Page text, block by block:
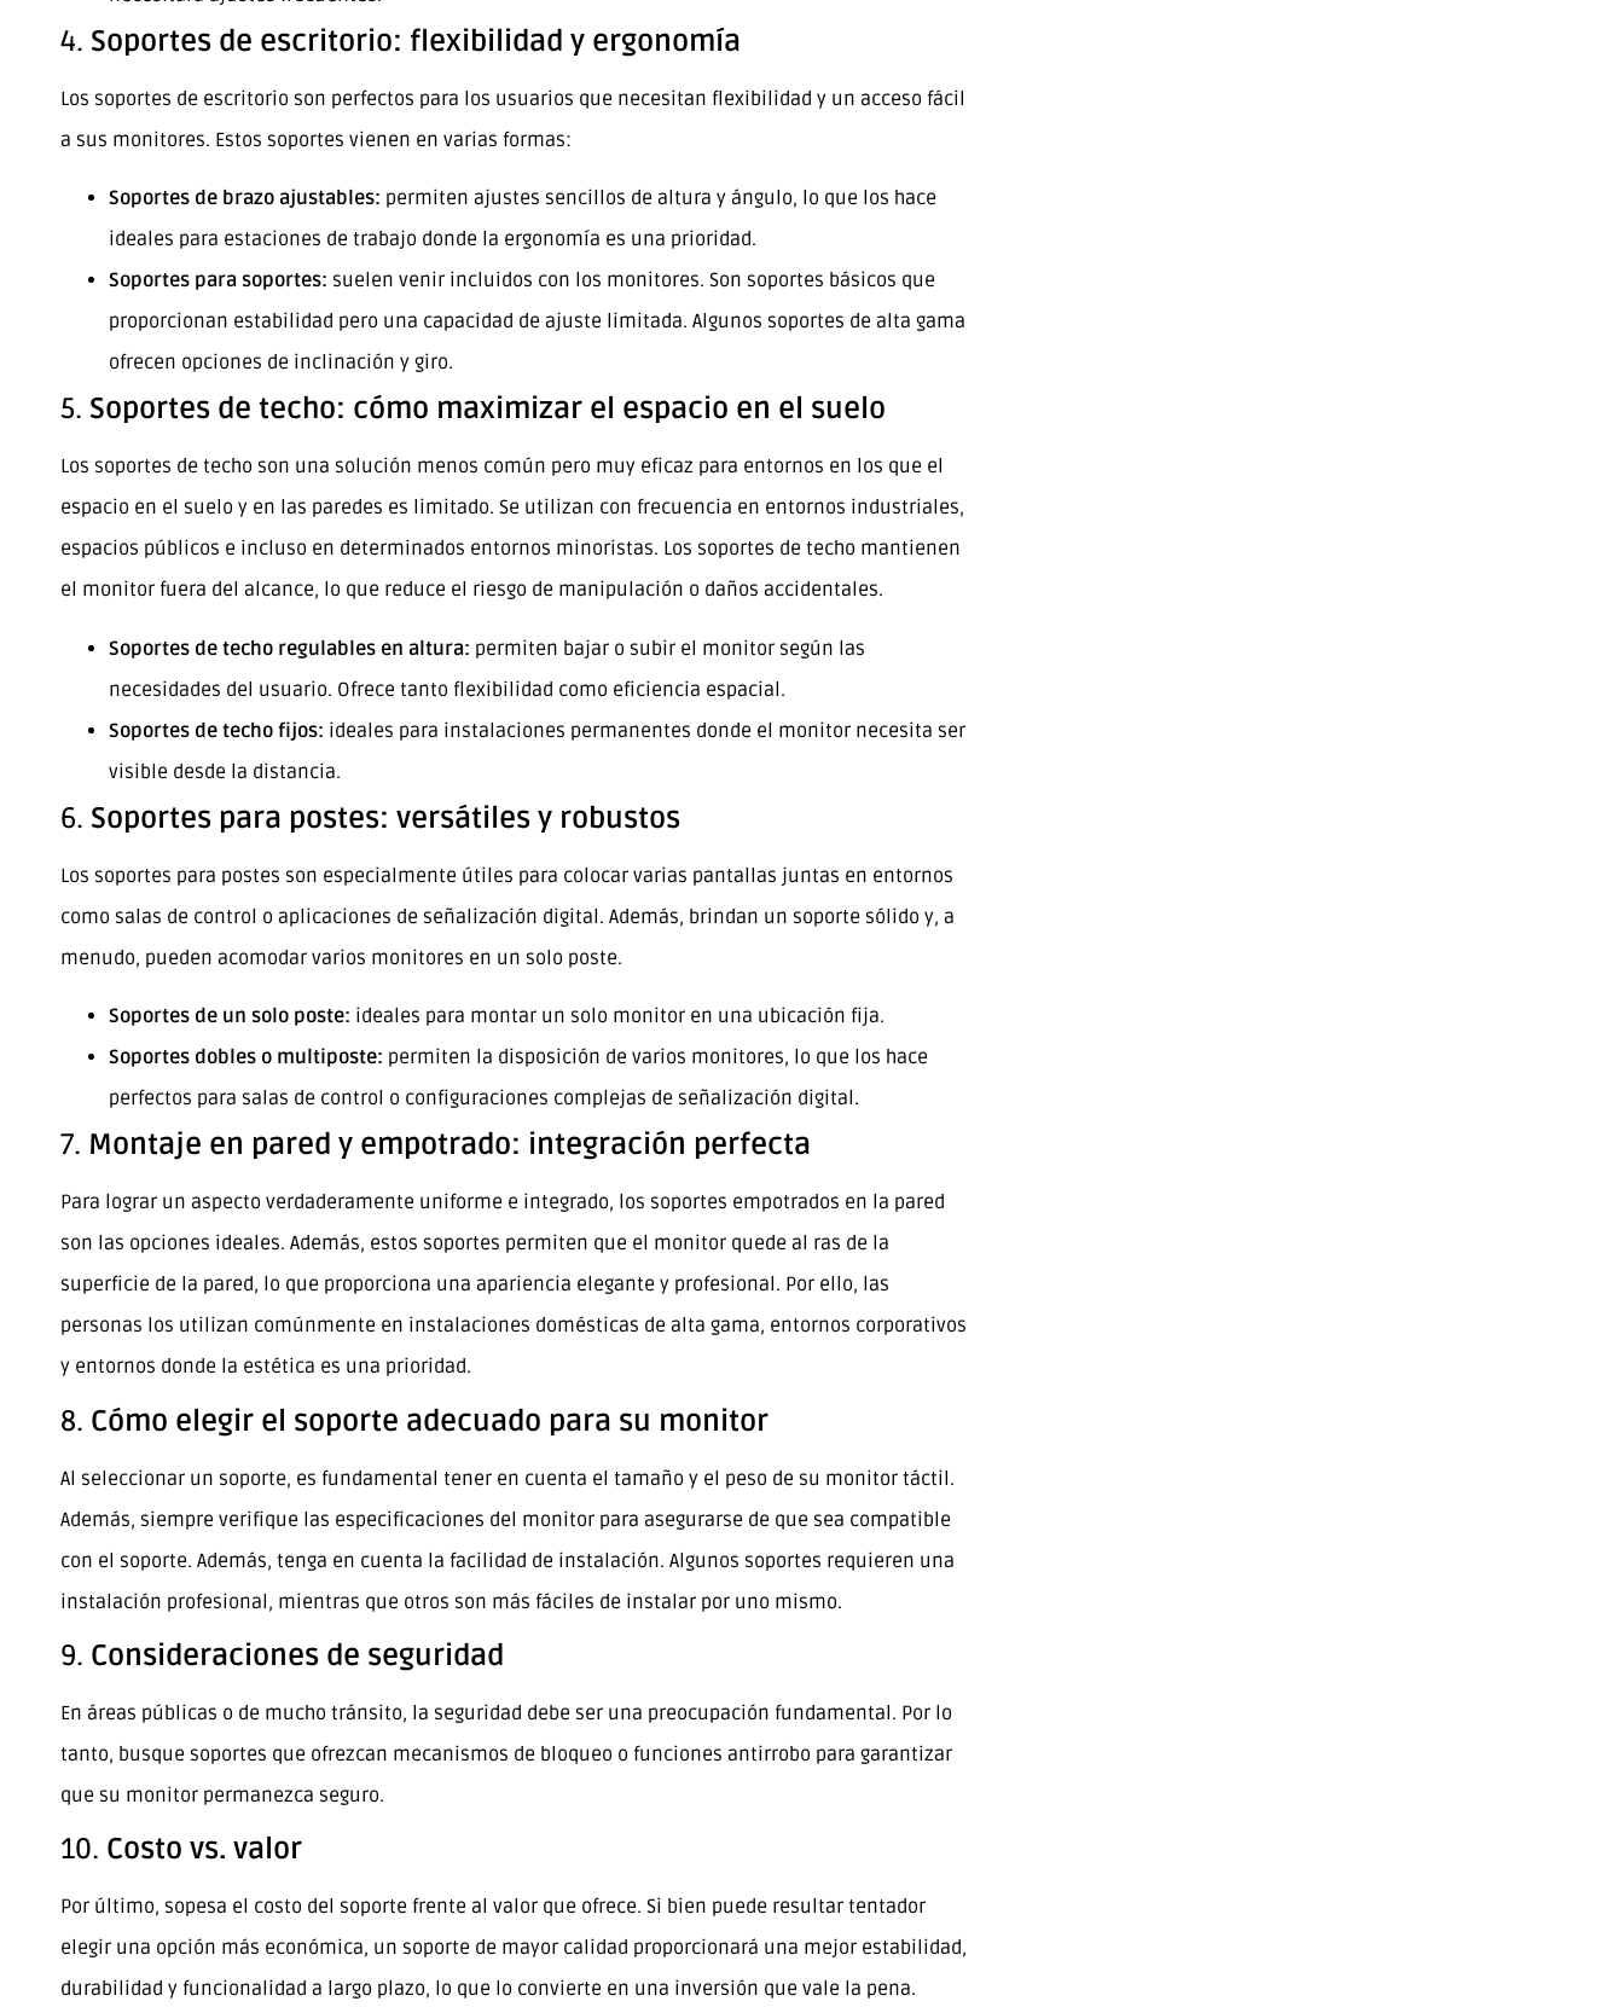
4. Soportes de escritorio: flexibilidad y ergonomía
Los soportes de escritorio son perfectos para los usuarios que necesitan flexibilidad y un acceso fácil
a sus monitores. Estos soportes vienen en varias formas:
Soportes de brazo ajustables: permiten ajustes sencillos de altura y ángulo, lo que los hace
ideales para estaciones de trabajo donde la ergonomía es una prioridad.
Soportes para soportes: suelen venir incluidos con los monitores. Son soportes básicos que
proporcionan estabilidad pero una capacidad de ajuste limitada. Algunos soportes de alta gama
ofrecen opciones de inclinación y giro.
5. Soportes de techo: cómo maximizar el espacio en el suelo
Los soportes de techo son una solución menos común pero muy eficaz para entornos en los que el
espacio en el suelo y en las paredes es limitado. Se utilizan con frecuencia en entornos industriales,
espacios públicos e incluso en determinados entornos minoristas. Los soportes de techo mantienen
el monitor fuera del alcance, lo que reduce el riesgo de manipulación o daños accidentales.
Soportes de techo regulables en altura: permiten bajar o subir el monitor según las
necesidades del usuario. Ofrece tanto flexibilidad como eficiencia espacial.
Soportes de techo fijos: ideales para instalaciones permanentes donde el monitor necesita ser
visible desde la distancia.
6. Soportes para postes: versátiles y robustos
Los soportes para postes son especialmente útiles para colocar varias pantallas juntas en entornos
como salas de control o aplicaciones de señalización digital. Además, brindan un soporte sólido y, a
menudo, pueden acomodar varios monitores en un solo poste.
Soportes de un solo poste: ideales para montar un solo monitor en una ubicación fija.
Soportes dobles o multiposte: permiten la disposición de varios monitores, lo que los hace
perfectos para salas de control o configuraciones complejas de señalización digital.
7. Montaje en pared y empotrado: integración perfecta
Para lograr un aspecto verdaderamente uniforme e integrado, los soportes empotrados en la pared
son las opciones ideales. Además, estos soportes permiten que el monitor quede al ras de la
superficie de la pared, lo que proporciona una apariencia elegante y profesional. Por ello, las
personas los utilizan comúnmente en instalaciones domésticas de alta gama, entornos corporativos
y entornos donde la estética es una prioridad.
8. Cómo elegir el soporte adecuado para su monitor
Al seleccionar un soporte, es fundamental tener en cuenta el tamaño y el peso de su monitor táctil.
Además, siempre verifique las especificaciones del monitor para asegurarse de que sea compatible
con el soporte. Además, tenga en cuenta la facilidad de instalación. Algunos soportes requieren una
instalación profesional, mientras que otros son más fáciles de instalar por uno mismo.
9. Consideraciones de seguridad
En áreas públicas o de mucho tránsito, la seguridad debe ser una preocupación fundamental. Por lo
tanto, busque soportes que ofrezcan mecanismos de bloqueo o funciones antirrobo para garantizar
que su monitor permanezca seguro.
10. Costo vs. valor
Por último, sopesa el costo del soporte frente al valor que ofrece. Si bien puede resultar tentador
elegir una opción más económica, un soporte de mayor calidad proporcionará una mejor estabilidad,
durabilidad y funcionalidad a largo plazo, lo que lo convierte en una inversión que vale la pena.